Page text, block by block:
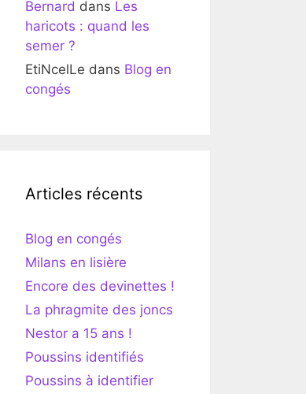
Bernard dans Les
haricots : quand les
semer ?
EtiNcelLe dans Blog en
congés
Articles récents
Blog en congés
Milans en lisière
Encore des devinettes !
La phragmite des joncs
Nestor a 15 ans !
Poussins identifiés
Poussins à identifier